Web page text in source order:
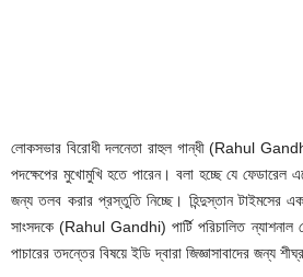
লোকসভার বিরোধী দলনেতা রাহুল গান্ধী (Rahul Gandhi)
পদক্ষেপের মুখোমুখি হতে পারেন। বলা হচ্ছে যে ফেডারেল
জন্য তলব করার প্রস্তুতি নিচ্ছে। হিন্দুস্তান টাইমসের
সাংসদকে (Rahul Gandhi) পার্টি পরিচালিত ন্যাশনাল
পাচারের তদন্তের বিষয়ে ইডি দ্বারা জিজ্ঞাসাবাদের জন্য